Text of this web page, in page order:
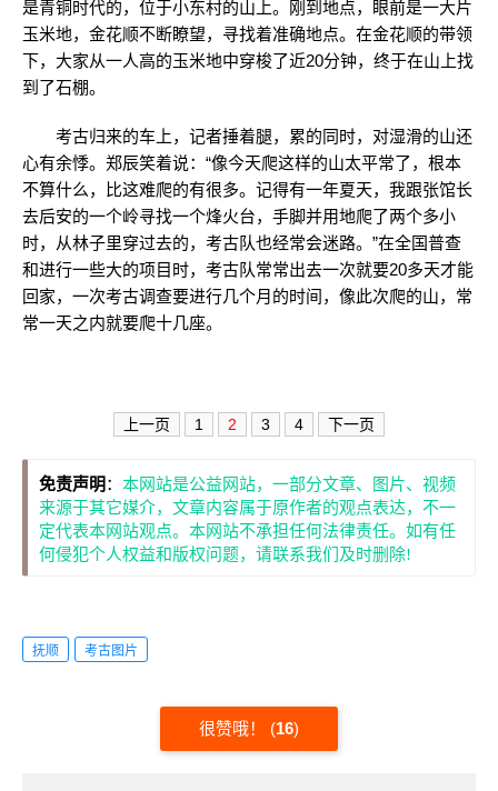
是青铜时代的，位于小东村的山上。刚到地点，眼前是一大片
玉米地，金花顺不断瞭望，寻找着准确地点。在金花顺的带领
下，大家从一人高的玉米地中穿梭了近20分钟，终于在山上找
到了石棚。
考古归来的车上，记者捶着腿，累的同时，对湿滑的山还
心有余悸。郑辰笑着说：“像今天爬这样的山太平常了，根本
不算什么，比这难爬的有很多。记得有一年夏天，我跟张馆长
去后安的一个岭寻找一个烽火台，手脚并用地爬了两个多小
时，从林子里穿过去的，考古队也经常会迷路。”在全国普查
和进行一些大的项目时，考古队常常出去一次就要20多天才能
回家，一次考古调查要进行几个月的时间，像此次爬的山，常
常一天之内就要爬十几座。
上一页 1 2 3 4 下一页
免责声明 ： 本网站是公益网站，一部分文章、图片、视频
来源于其它媒介，文章内容属于原作者的观点表达，不一
定代表本网站观点。本网站不承担任何法律责任。如有任
何侵犯个人权益和版权问题，请联系我们及时删除!
抚顺 考古图片
很赞哦！ (16)